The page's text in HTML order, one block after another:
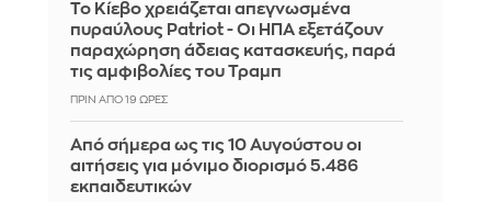
Το Κίεβο χρειάζεται απεγνωσμένα
πυραύλους Patriot - Οι ΗΠΑ εξετάζουν
παραχώρηση άδειας κατασκευής, παρά
τις αμφιβολίες του Τραμπ
ΠΡΙΝ ΑΠΌ 19 ΏΡΕΣ
Από σήμερα ως τις 10 Αυγούστου οι
αιτήσεις για μόνιμο διορισμό 5.486
εκπαιδευτικών